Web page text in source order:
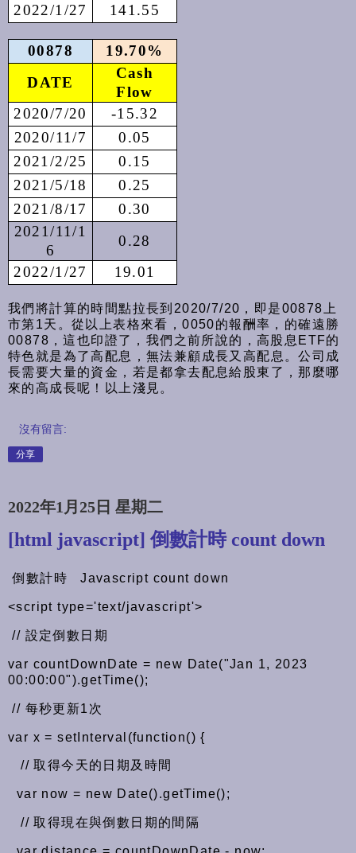
2022/1/27
141.55
00878
19.70%
DATE
Cash
Flow
2020/7/20
-15.32
2020/11/7
0.05
2021/2/25
0.15
2021/5/18
0.25
2021/8/17
0.30
2021/11/1
6
0.28
2022/1/27
19.01
我們將計算的時間點拉長到2020/7/20，即是00878上
市第1天。從以上表格來看，0050的報酬率，的確遠勝
00878，這也印證了，我們之前所說的，高股息ETF的
特色就是為了高配息，無法兼顧成長又高配息。公司成
長需要大量的資金，若是都拿去配息給股東了，那麼哪
來的高成長呢！以上淺見。
沒有留言:
分享
2022年1月25日 星期二
[html javascript] 倒數計時 count down
倒數計時 Javascript count down
<script type='text/javascript'>
// 設定倒數日期
var countDownDate = new Date("Jan 1, 2023
00:00:00").getTime();
// 每秒更新1次
var x = setInterval(function() {
// 取得今天的日期及時間
var now = new Date().getTime();
// 取得現在與倒數日期的間隔